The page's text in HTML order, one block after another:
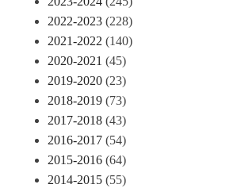
2022-2023 (228)
2021-2022 (140)
2020-2021 (45)
2019-2020 (23)
2018-2019 (73)
2017-2018 (43)
2016-2017 (54)
2015-2016 (64)
2014-2015 (55)